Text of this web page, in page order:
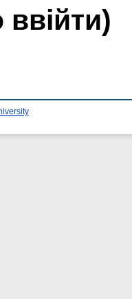
ввійти)